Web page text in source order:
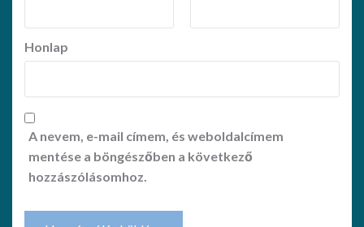
Honlap
A nevem, e-mail címem, és weboldalcímem
mentése a böngészőben a következő
hozzászólásomhoz.